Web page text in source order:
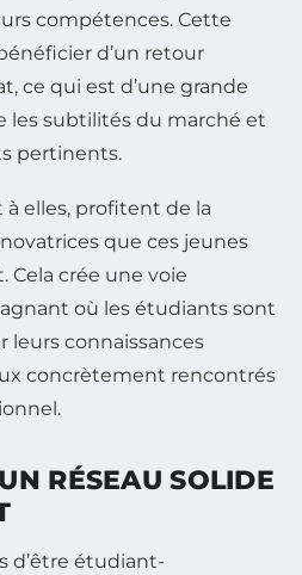
compétences. Cette
d’un retour
ce qui est d’une grande
les subtilités du marché et
pertinents.
elles, profitent de la
que ces jeunes
crée une voie
où les étudiants sont
leurs connaissances
concrètement rencontrés
RÉSEAU SOLIDE
d’être étudiant-